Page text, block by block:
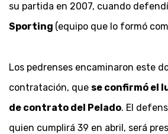
su partida en 2007, cuando
Sporting (equipo que lo formó
Los pedrenses encaminaron este
contratación, que se confirmó el
de contrato del Pelado. El
quien cumplirá 39 en abril, será